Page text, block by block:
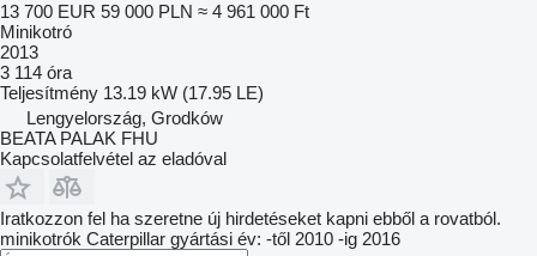
13 700 EUR 59 000 PLN ≈ 4 961 000 Ft
Minikotró
2013
3 114 óra
Teljesítmény 13.19 kW (17.95 LE)
Lengyelország, Grodków
BEATA PALAK FHU
Kapcsolatfelvétel az eladóval
Iratkozzon fel ha szeretne új hirdetéseket kapni ebből a rovatból.
minikotrók Caterpillar gyártási év: -től 2010 -ig 2016